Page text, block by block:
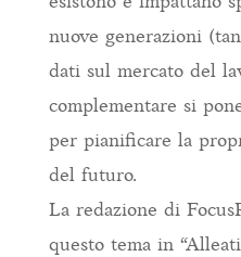
nuove generazioni
dati sul mercato del
complementare si
per pianificare la
del futuro.
La redazione di
questo tema in